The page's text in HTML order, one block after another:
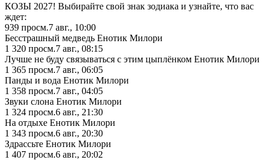
КОЗЫ 2027! Выбирайте свой знак зодиака и узнайте, что вас
ждет:
939 просм.7 авг., 10:00
Бесстрашный медведь Енотик Милори
1 320 просм.7 авг., 08:15
Лучше не буду связываться с этим цыплёнком Енотик Милори
1 365 просм.7 авг., 06:05
Панды и вода Енотик Милори
1 358 просм.7 авг., 04:05
Звуки слона Енотик Милори
1 324 просм.6 авг., 21:30
На отдыхе Енотик Милори
1 343 просм.6 авг., 20:30
Здрассьте Енотик Милори
1 407 просм.6 авг., 20:02